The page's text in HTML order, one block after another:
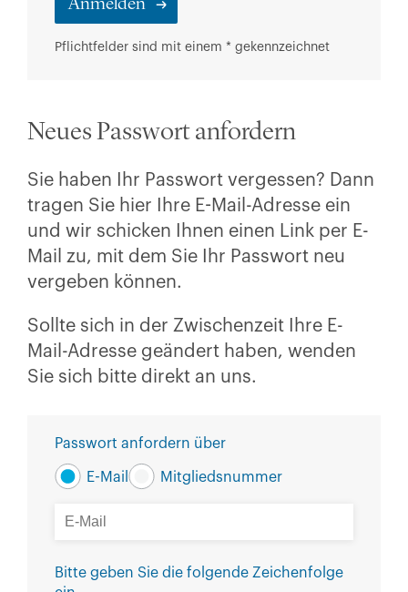
Pflichtfelder sind mit einem * gekennzeichnet
Neues Passwort anfordern
Sie haben Ihr Passwort vergessen? Dann
tragen Sie hier Ihre E-Mail-Adresse ein
und wir schicken Ihnen einen Link per E-
Mail zu, mit dem Sie Ihr Passwort neu
vergeben können.
Sollte sich in der Zwischenzeit Ihre E-
Mail-Adresse geändert haben, wenden
Sie sich bitte direkt an uns.
Passwort anfordern über
E-Mail Mitgliedsnummer
Bitte geben Sie die folgende Zeichenfolge